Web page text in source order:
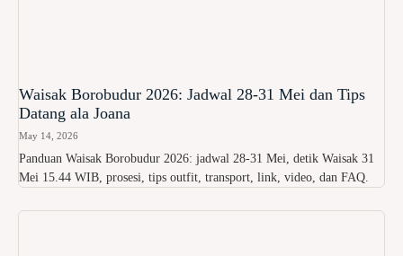
Waisak Borobudur 2026: Jadwal 28-31 Mei dan Tips
Datang ala Joana
May 14, 2026
Panduan Waisak Borobudur 2026: jadwal 28-31 Mei, detik Waisak 31
Mei 15.44 WIB, prosesi, tips outfit, transport, link, video, dan FAQ.